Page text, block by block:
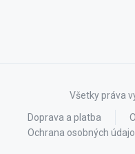
Všetky práva
Doprava a platba
Ochrana osobných